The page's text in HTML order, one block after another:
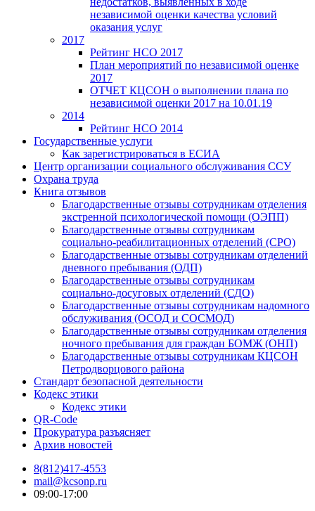
независимой оценки качества условий
оказания услуг
2017
Рейтинг НСО 2017
План мероприятий по независимой оценке
2017
ОТЧЕТ КЦСОН о выполнении плана по
независимой оценки 2017 на 10.01.19
2014
Рейтинг НСО 2014
Государственные услуги
Как зарегистрироваться в ЕСИА
Центр организации социального обслуживания ССУ
Охрана труда
Книга отзывов
Благодарственные отзывы сотрудникам отделения
экстренной психологической помощи (ОЭПП)
Благодарственные отзывы сотрудникам
социально-реабилитационных отделений (СРО)
Благодарственные отзывы сотрудникам отделений
дневного пребывания (ОДП)
Благодарственные отзывы сотрудникам
социально-досуговых отделений (СДО)
Благодарственные отзывы сотрудникам надомного
обслуживания (ОСОД и СОСМОД)
Благодарственные отзывы сотрудникам отделения
ночного пребывания для граждан БОМЖ (ОНП)
Благодарственные отзывы сотрудникам КЦСОН
Петродворцового района
Стандарт безопасной деятельности
Кодекс этики
Кодекс этики
QR-Code
Прокуратура разъясняет
Архив новостей
8(812)417-4553
mail@kcsonp.ru
09:00-17:00